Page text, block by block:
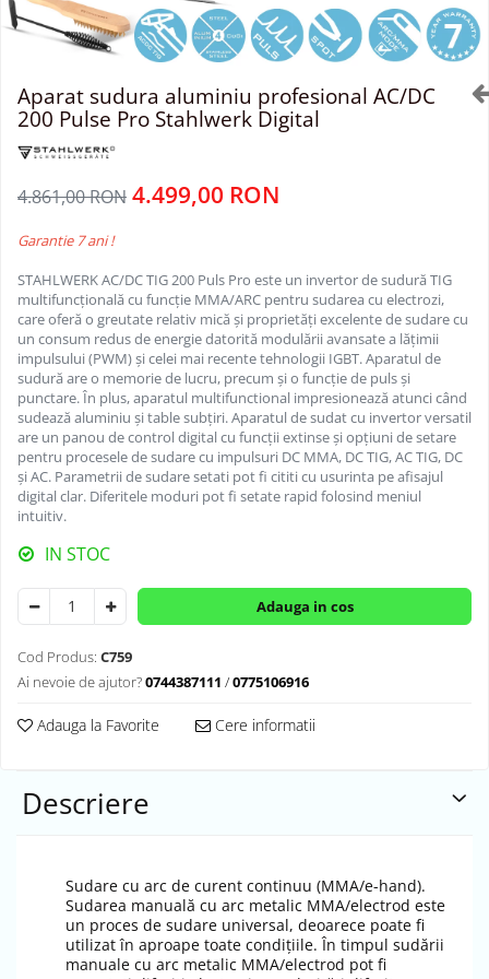
Aparat sudura aluminiu profesional AC/DC
200 Pulse Pro Stahlwerk Digital
4.861,00 RON 4.499,00 RON
Garantie 7 ani !
STAHLWERK AC/DC TIG 200 Puls Pro este un invertor de sudură TIG
multifuncțională cu funcție MMA/ARC pentru sudarea cu electrozi,
care oferă o greutate relativ mică și proprietăți excelente de sudare cu
un consum redus de energie datorită modulării avansate a lățimii
impulsului (PWM) și celei mai recente tehnologii IGBT. Aparatul de
sudură are o memorie de lucru, precum și o funcție de puls și
punctare. În plus, aparatul multifunctional impresionează atunci când
sudează aluminiu și table subțiri. Aparatul de sudat cu invertor versatil
are un panou de control digital cu funcții extinse și opțiuni de setare
pentru procesele de sudare cu impulsuri DC MMA, DC TIG, AC TIG, DC
și AC. Parametrii de sudare setati pot fi cititi cu usurinta pe afisajul
digital clar. Diferitele moduri pot fi setate rapid folosind meniul
intuitiv.
IN STOC
Adauga in cos
Cod Produs: C759
Ai nevoie de ajutor?0744387111 /0775106916
Adauga la Favorite Cere informatii
Descriere
Sudare cu arc de curent continuu (MMA/e-hand).
Sudarea manuală cu arc metalic MMA/electrod este
un proces de sudare universal, deoarece poate fi
utilizat în aproape toate condițiile. În timpul sudării
manuale cu arc metalic MMA/electrod pot fi